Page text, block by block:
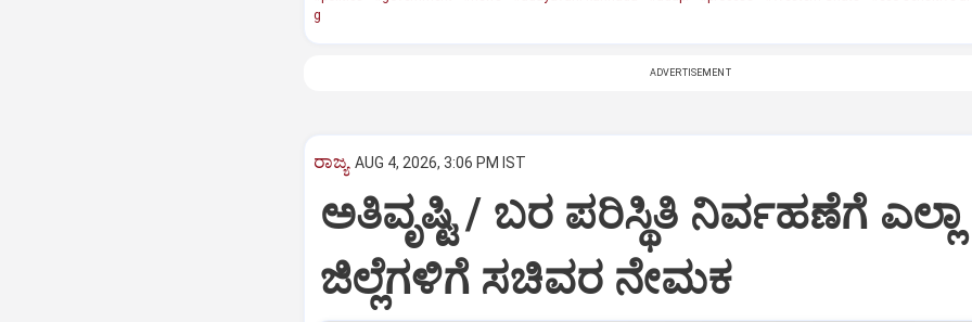
g
ADVERTISEMENT
ರಾಜ್ಯ AUG 4, 2026, 3:06 PM IST
ಅತಿವೃಷ್ಟಿ / ಬರ ಪರಿಸ್ಥಿತಿ ನಿರ್ವಹಣೆಗೆ ಎಲ್ಲಾ
ಜಿಲ್ಲೆಗಳಿಗೆ ಸಚಿವರ ನೇಮಕ